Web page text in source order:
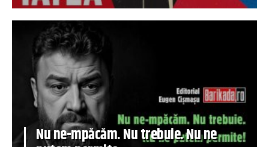
Nu ne-mpăcăm. Nu trebuie. Nu ne